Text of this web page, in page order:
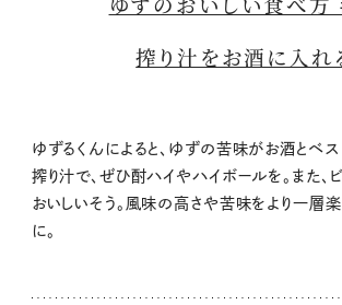
搾り汁をお酒に入れ
ゆずるくんによると、ゆずの苦味がお酒とベス
搾り汁で、ぜひ酎ハイやハイボールを。また、
おいしいそう。風味の高さや苦味をより一層
に。